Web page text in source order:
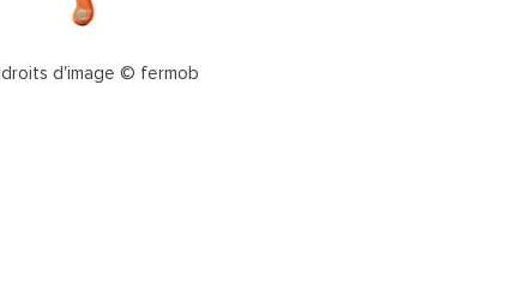
droits d'image © fermob